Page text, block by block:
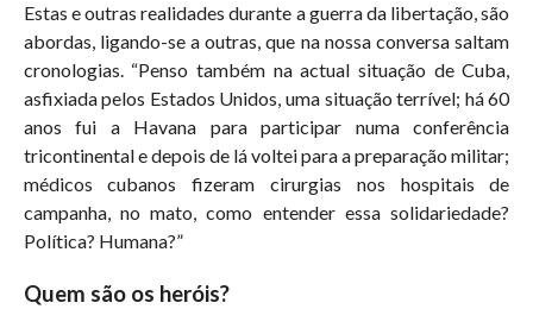
Estas e outras realidades durante a guerra da libertação, são
abordas, ligando-se a outras, que na nossa conversa saltam
cronologias. “Penso também na actual situação de Cuba,
asfixiada pelos Estados Unidos, uma situação terrível; há 60
anos fui a Havana para participar numa conferência
tricontinental e depois de lá voltei para a preparação militar;
médicos cubanos fizeram cirurgias nos hospitais de
campanha, no mato, como entender essa solidariedade?
Política? Humana?”
Quem são os heróis?